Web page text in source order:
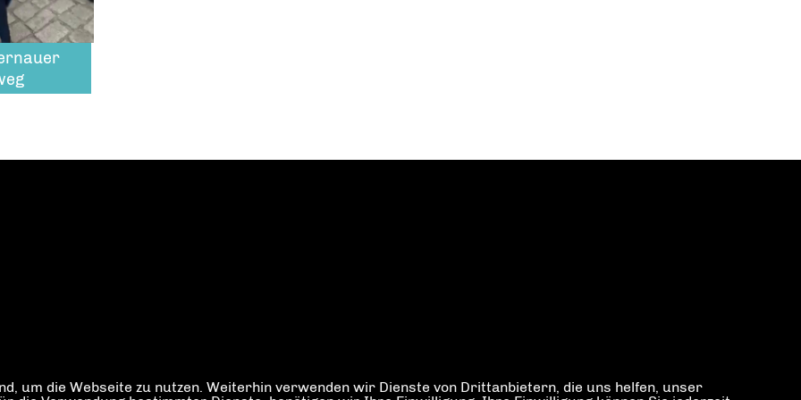
um die Webseite zu nutzen. Weiterhin verwenden wir Dienste von Drittanbietern, die uns helfen, unser